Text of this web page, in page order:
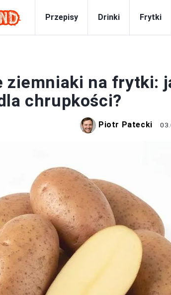
Przepisy Drinki Frytki
ziemniaki na frytki:
chrupkości?
Piotr Patecki